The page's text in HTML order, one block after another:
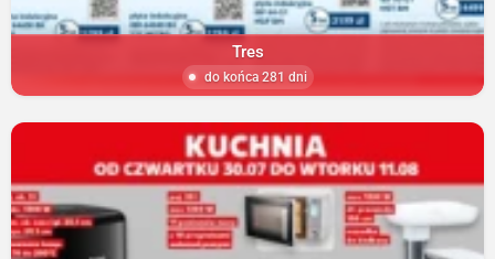
Tres
do końca 281 dni